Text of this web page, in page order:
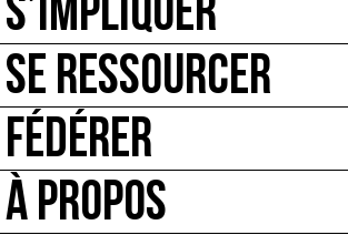
S’IMPLIQUER
SE RESSOURCER
FÉDÉRER
À PROPOS